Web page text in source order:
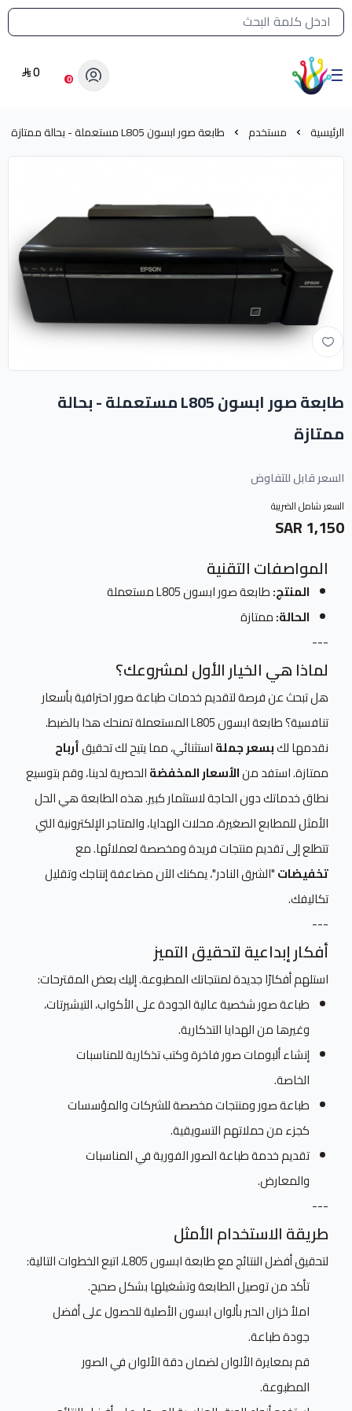
القائمة الرئيسية لمتجر الشرق النادر
الشرق النادر بيع مستلزمات طباعة حرارية 0
0
الرئيسية مستخدم طابعة صور ابسون L805 مستعملة - بحالة ممتازة
طابعة صور ابسون L805 مستعملة - بحالة
ممتازة
السعر قابل للتفاوض
السعر شامل الضريبة
1,150 SAR
المواصفات التقنية
المنتج:طابعة صور ابسون L805 مستعملة
الحالة:ممتازة
---
لماذا هي الخيار الأول لمشروعك؟
هل تبحث عن فرصة لتقديم خدمات طباعة صور احترافية بأسعار
تنافسية؟ طابعة ابسون L805 المستعملة تمنحك هذا بالضبط.
نقدمها لكبسعر جملةاستثنائي، مما يتيح لك تحقيقأرباح
ممتازة. استفد منالأسعار المخفضةالحصرية لدينا، وقم بتوسيع
نطاق خدماتك دون الحاجة لاستثمار كبير. هذه الطابعة هي الحل
الأمثل للمطابع الصغيرة، محلات الهدايا، والمتاجر الإلكترونية التي
تتطلع إلى تقديم منتجات فريدة ومخصصة لعملائها. مع
تخفيضات"الشرق النادر"، يمكنك الآن مضاعفة إنتاجك وتقليل
تكاليفك.
---
أفكار إبداعية لتحقيق التميز
استلهم أفكارًا جديدة لمنتجاتك المطبوعة. إليك بعض المقترحات:
طباعة صور شخصية عالية الجودة على الأكواب، التيشيرتات،
وغيرها من الهدايا التذكارية.
إنشاء ألبومات صور فاخرة وكتب تذكارية للمناسبات
الخاصة.
طباعة صور ومنتجات مخصصة للشركات والمؤسسات
كجزء من حملاتهم التسويقية.
تقديم خدمة طباعة الصور الفورية في المناسبات
والمعارض.
---
طريقة الاستخدام الأمثل
لتحقيق أفضل النتائج مع طابعة ابسون L805، اتبع الخطوات التالية:
تأكد من توصيل الطابعة وتشغيلها بشكل صحيح.
املأ خزان الحبر بألوان ابسون الأصلية للحصول على أفضل
جودة طباعة.
قم بمعايرة الألوان لضمان دقة الألوان في الصور
المطبوعة.